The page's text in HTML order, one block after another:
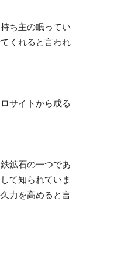
ち主の眠ってい
くれると言われ
サイトから成る
鉱石の一つであ
て知られていま
力を高めると言